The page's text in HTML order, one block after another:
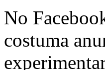
No
costuma